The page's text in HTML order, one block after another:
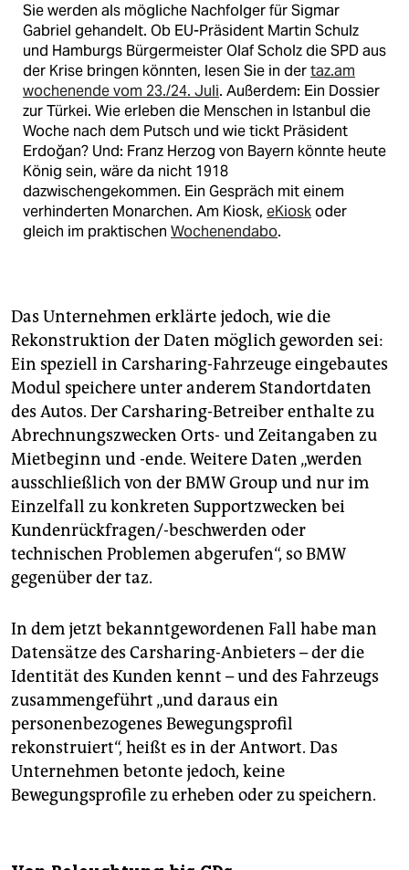
Sie werden als mögliche Nachfolger für Sigmar
Gabriel gehandelt. Ob EU-Präsident Martin Schulz
und Hamburgs Bürgermeister Olaf Scholz die SPD aus
der Krise bringen könnten, lesen Sie in dertaz.am
wochenende vom 23./24. Juli. Außerdem: Ein Dossier
zur Türkei. Wie erleben die Menschen in Istanbul die
Woche nach dem Putsch und wie tickt Präsident
Erdoğan? Und: Franz Herzog von Bayern könnte heute
König sein, wäre da nicht 1918
dazwischengekommen. Ein Gespräch mit einem
verhinderten Monarchen. Am Kiosk, eKioskoder
gleich im praktischen Wochenendabo.
Das Unternehmen erklärte jedoch, wie die
Rekonstruktion der Daten möglich geworden sei:
Ein speziell in Carsharing-Fahrzeuge eingebautes
Modul speichere unter anderem Standortdaten
des Autos. Der Carsharing-Betreiber enthalte zu
Abrechnungszwecken Orts- und Zeitangaben zu
Mietbeginn und -ende. Weitere Daten „werden
ausschließlich von der BMW Group und nur im
Einzelfall zu konkreten Supportzwecken bei
Kundenrückfragen/-beschwerden oder
technischen Problemen abgerufen“, so BMW
gegenüber der taz.
In dem jetzt bekanntgewordenen Fall habe man
Datensätze des Carsharing-Anbieters – der die
Identität des Kunden kennt – und des Fahrzeugs
zusammengeführt „und daraus ein
personenbezogenes Bewegungsprofil
rekonstruiert“, heißt es in der Antwort. Das
Unternehmen betonte jedoch, keine
Bewegungsprofile zu erheben oder zu speichern.